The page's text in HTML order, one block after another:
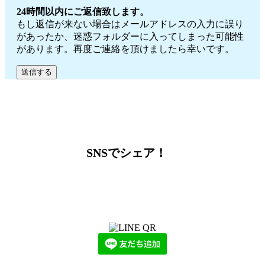
24時間以内にご返信致します。
もし返信が来ない場合はメールアドレスの入力に誤り
があったか、迷惑フォルダーに入ってしまった可能性
があります。再度ご連絡を頂けましたら幸いです。
SNSでシェア！